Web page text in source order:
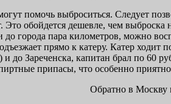
помочь выброситься. Следует
Это обойдется дешевле, чем
до города пара километров, можно
прямо к катеру. Катер
и до Зареченска, капитан брал по 60
припасы, что особенно
Обратно в Москву